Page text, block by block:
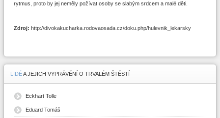
rytmus, proto by jej neměly požívat osoby se slabým srdcem a malé děti.
Zdroj: http://divokakucharka.rodovaosada.cz/doku.php/hulevnik_lekarsky
LIDÉA JEJICH VYPRÁVĚNÍ O TRVALÉM ŠTĚSTÍ
Eckhart Tolle
Eduard Tomáš